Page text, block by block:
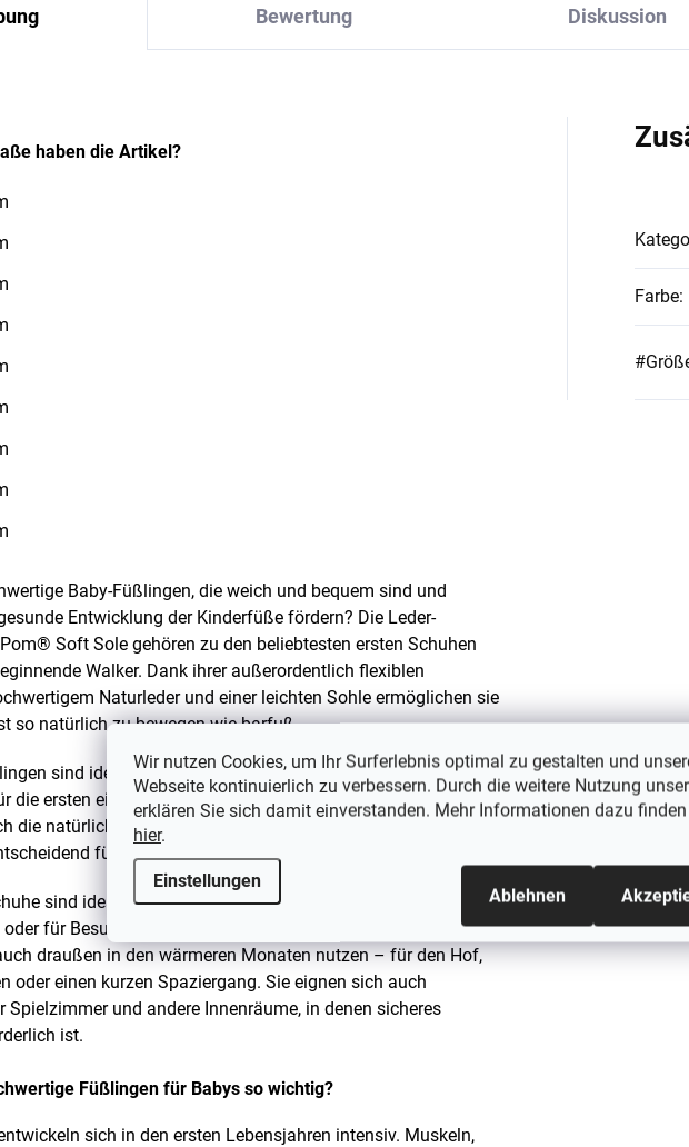
Wir nutzen Cookies, um Ihr Surferlebnis optimal zu gestalten und
Webseite kontinuierlich zu verbessern. Durch die weitere Nutzung
erklären Sie sich damit einverstanden. Mehr Informationen dazu
hier.
Einstellungen
Ablehnen
Bewertung Diskussion
haben die Artikel?
Baby-Füßlingen, die weich und bequem sind und
Entwicklung der Kinderfüße fördern? Die Leder-
Soft Sole gehören zu den beliebtesten ersten Schuhen
Walker. Dank ihrer außerordentlich flexiblen
Naturleder und einer leichten Sohle ermöglichen sie
so natürlich zu bewegen wie barfuß.
sind ideal für die Zeit des Krabbelns, das Hochziehen an
die ersten eigenen Schritte. Sie bieten Schutz und Komfort,
die natürliche Arbeit der Füße nicht ein, was in den ersten
für eine korrekte Entwicklung ist.
sind ideal als erste Schuhe für zu Hause, zum Wechseln
für Besuche. Dank der durchgehenden Gummisohle
draußen in den wärmeren Monaten nutzen – für den Hof,
oder einen kurzen Spaziergang. Sie eignen sich auch
Spielzimmer und andere Innenräume, in denen sicheres
ist.
Füßlingen für Babys so wichtig?
sich in den ersten Lebensjahren intensiv. Muskeln,
Farbe: